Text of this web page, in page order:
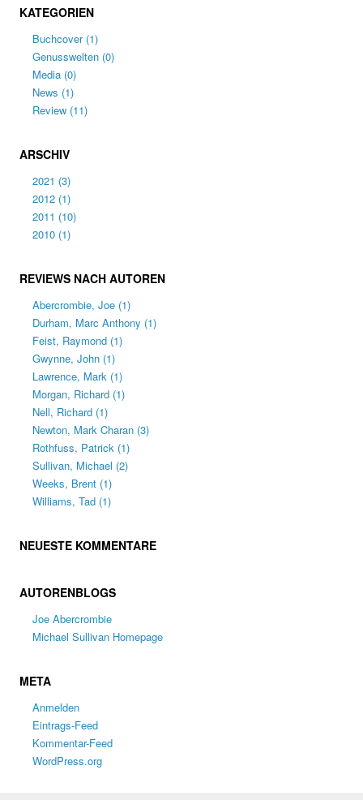
KATEGORIEN
Buchcover(1)
Genusswelten (0)
Media (0)
News (1)
Review (11)
ARSCHIV
2021 (3)
2012 (1)
2011 (10)
2010 (1)
REVIEWS NACH AUTOREN
Abercrombie, Joe (1)
Durham, Marc Anthony (1)
Feist, Raymond (1)
Gwynne, John (1)
Lawrence, Mark (1)
Morgan, Richard (1)
Nell, Richard (1)
Newton, Mark Charan (3)
Rothfuss, Patrick (1)
Sullivan, Michael (2)
Weeks, Brent (1)
Williams, Tad (1)
NEUESTE KOMMENTARE
AUTORENBLOGS
Joe Abercrombie
Michael Sullivan Homepage
META
Anmelden
Eintrags-Feed
Kommentar-Feed
WordPress.org